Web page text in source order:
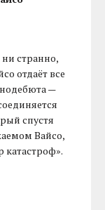
странно,
отдаёт все
—
спустя
Вайсо,
катастроф».